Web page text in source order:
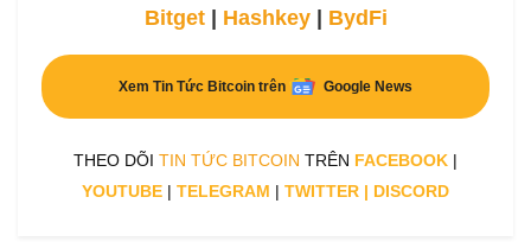
Bitget| Hashkey| BydFi
Xem Tin Tức Bitcoin trên Google News
THEO DÕI TIN TỨC BITCOIN TRÊN FACEBOOK |
YOUTUBE | TELEGRAM | TWITTER | DISCORD